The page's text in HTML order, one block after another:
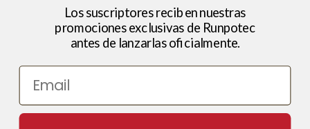
Trabajos
Noticias
Ayuda – Preguntas Frecuentes (FAQ)
Utilizamos cookies para ofrecerte la mejor experiencia en
MICROZANJAS
Hola , bienvenido a Microzanjas
¿Podemos ayudarte?
Los suscriptores reciben nuestras
promociones exclusivas de Runpotec
antes de lanzarlas oficialmente.
Email